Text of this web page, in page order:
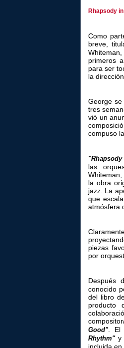
Rhapsody
Como
breve,
primeros
para ser
la
George se
tres
vió un
compuso
las
la obra
jazz. La
que
atmósfera
piezas
por
Después
conocido
del libro
producto
Good". El
Rhythm"